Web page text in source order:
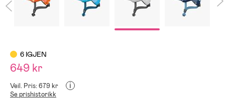
6 IGJEN
649 kr
Veil. Pris: 679 kr i
Se prishistorikk